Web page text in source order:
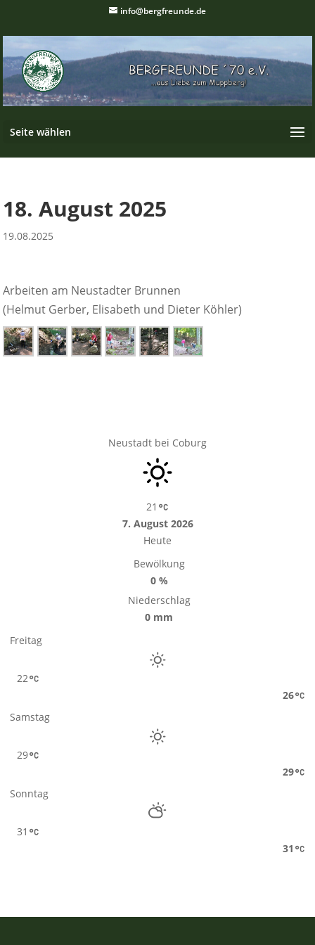
info@bergfreunde.de
Seite wählen
18. August 2025
19.08.2025
Arbeiten am Neustadter Brunnen
(Helmut Gerber, Elisabeth und Dieter Köhler)
Neustadt bei Coburg
21
7. August 2026
Heute
Bewölkung
0 %
Niederschlag
0 mm
Freitag
22
26
Samstag
29
29
Sonntag
31
31